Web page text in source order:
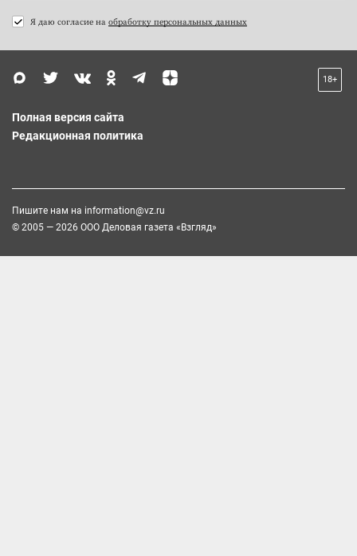
Я даю согласие на обработку персональных данных
18+
Полная версия сайта
Редакционная политика
Пишите нам на information@vz.ru
© 2005 — 2026 ООО Деловая газета «Взгляд»